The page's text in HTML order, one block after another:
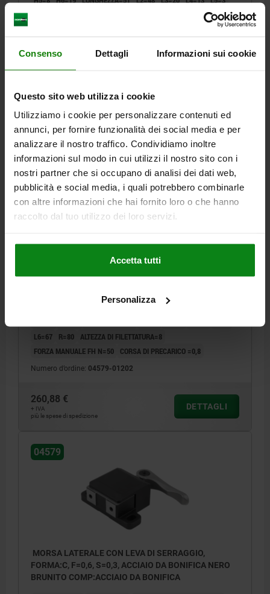
Consenso Dettagli Informazioni sui cookie
Questo sito web utilizza i cookie
Utilizziamo i cookie per personalizzare contenuti ed
annunci, per fornire funzionalità dei social media e per
analizzare il nostro traffico. Condividiamo inoltre
informazioni sul modo in cui utilizzi il nostro sito con i
nostri partner che si occupano di analisi dei dati web,
pubblicità e social media, i quali potrebbero combinarle
con altre informazioni che hai fornito loro o che hanno
raccolto dal tuo utilizzo dei loro servizi.
Accetta tutti
Personalizza
più le spese di spedizione
04579
FORMA:C, F=1,2, S=0,4, ACCIAIO DA BONIFICA NERO
BRUNITO COMP:ACCIAIO DA BONIFICA
LARGHEZZA=100 CORSA S=0,4 FORZA DI SERRAGGIO KN=1,2
H2=22
L6=67
R=80
ALTEZZA DI FILETTATURA=8
FORZA MANUALE FH N=50
CORSA DI PRECARICO =0,8
Numero d’ordine: 04579-01202
260,88 €
+ IVA
più le spese di spedizione
DETTAGLI
04579
MORSA LATERALE CON LEVA DI SERRAGGIO,
FORMA:C, F=0,6, S=0,3, ACCIAIO DA BONIFICA NERO
BRUNITO COMP:ACCIAIO DA BONIFICA